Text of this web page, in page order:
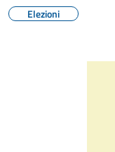
Elezioni